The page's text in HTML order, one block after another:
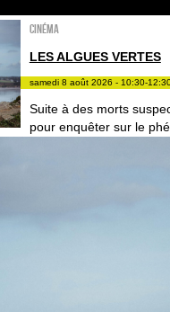
Cinéma
LES ALGUES VERTES
samedi 8 août 2026 - 10:30-
Suite à des morts
pour enquêter sur le